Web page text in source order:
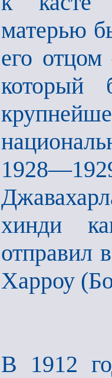
матерью
его
который
хинди
отправил
Харроу
В 1912